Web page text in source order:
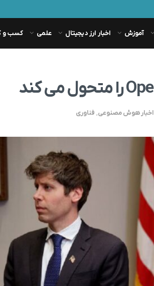
آموزش اخبار ارز دیجیتال علمی کسب و
اخبار هوش مصنوعی, فناوری